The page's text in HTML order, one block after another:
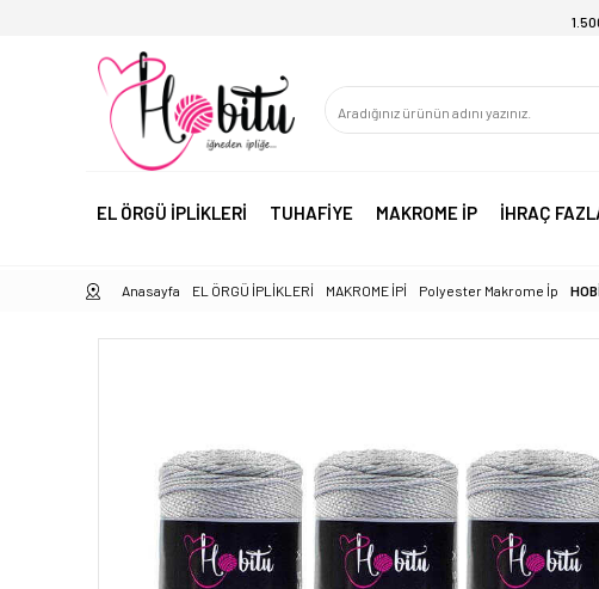
EL ÖRGÜ İPLİKLERİ TUHAFİYE MAKROME İP İHRAÇ
Anasayfa EL ÖRGÜ İPLİKLERİ MAKROME İPİ Polyester Makrome İp